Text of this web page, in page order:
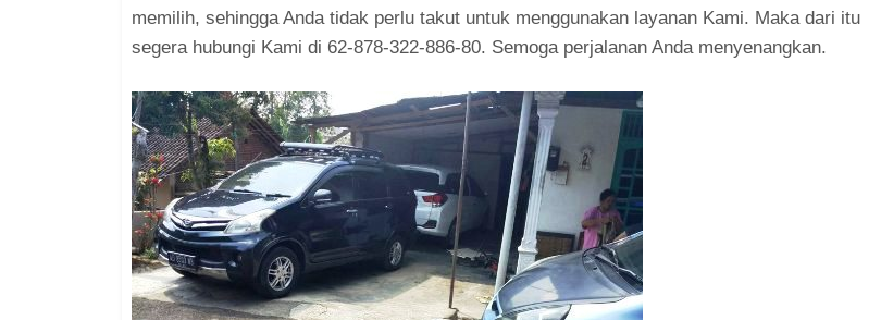
memilih, sehingga Anda tidak perlu takut untuk menggunakan layanan Kami. Maka dari itu
segera hubungi Kami di 62-878-322-886-80. Semoga perjalanan Anda menyenangkan.